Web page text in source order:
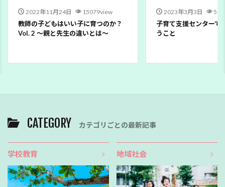
2022年11月24日 15079view
教師の子どもはいい子に育つのか？
Vol. 2 〜親と先生の違いとは〜
2023年3月3日
子育て支援センターで
うこと
CATEGORY カテゴリごとの最新記事
学校教育 地域社会